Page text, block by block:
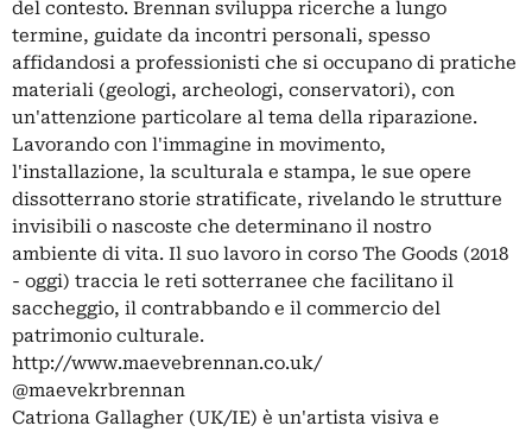
del contesto. Brennan sviluppa ricerche a lungo
termine, guidate da incontri personali, spesso
affidandosi a professionisti che si occupano di pratiche
materiali (geologi, archeologi, conservatori), con
un'attenzione particolare al tema della riparazione.
Lavorando con l'immagine in movimento,
l'installazione, la sculturala e stampa, le sue opere
dissotterrano storie stratificate, rivelando le strutture
invisibili o nascoste che determinano il nostro
ambiente di vita. Il suo lavoro in corso The Goods (2018
- oggi) traccia le reti sotterranee che facilitano il
saccheggio, il contrabbando e il commercio del
patrimonio culturale.
http://www.maevebrennan.co.uk/
@maevekrbrennan
Catriona Gallagher (UK/IE) è un'artista visiva e